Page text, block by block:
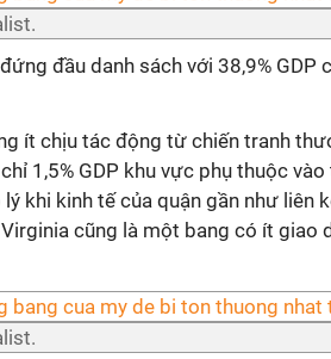
đầu danh sách với 38,9%
ít chịu tác động từ chiến tranh
1,5% GDP khu vực phụ thuộc
khi kinh tế của quận gần như liên
cũng là một bang có ít